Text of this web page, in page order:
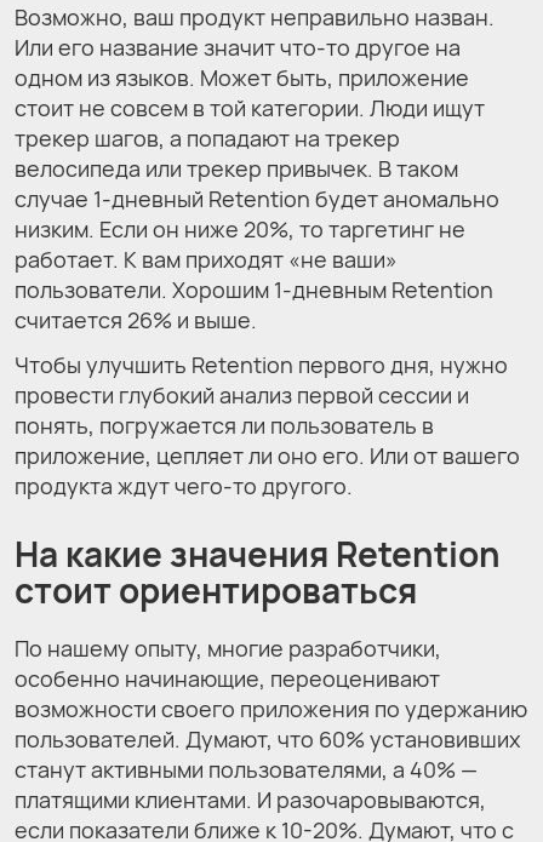
Возможно, ваш продукт неправильно назван.
Или его название значит что-то другое на
одном из языков. Может быть, приложение
стоит не совсем в той категории. Люди ищут
трекер шагов, а попадают на трекер
велосипеда или трекер привычек. В таком
случае 1-дневный Retention будет аномально
низким. Если он ниже 20%, то таргетинг не
работает. К вам приходят «не ваши»
пользователи. Хорошим 1-дневным Retention
считается 26% и выше.
Чтобы улучшить Retention первого дня, нужно
провести глубокий анализ первой сессии и
понять, погружается ли пользователь в
приложение, цепляет ли оно его. Или от вашего
продукта ждут чего-то другого.
На какие значения Retention
стоит ориентироваться
По нашему опыту, многие разработчики,
особенно начинающие, переоценивают
возможности своего приложения по удержанию
пользователей. Думают, что 60% установивших
станут активными пользователями, а 40% —
платящими клиентами. И разочаровываются,
если показатели ближе к 10-20%. Думают, что с